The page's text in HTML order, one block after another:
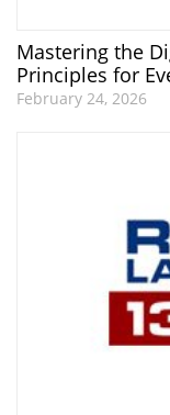
Mastering the
Principles for
February 24, 2026